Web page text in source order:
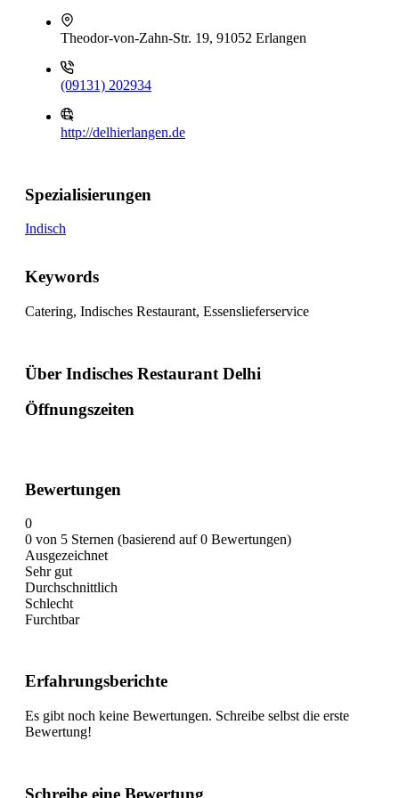
Theodor-von-Zahn-Str. 19, 91052 Erlangen
(09131) 202934
http://delhierlangen.de
Spezialisierungen
Indisch
Keywords
Catering, Indisches Restaurant, Essenslieferservice
Über Indisches Restaurant Delhi
Öffnungszeiten
Bewertungen
0
0 von 5 Sternen (basierend auf 0 Bewertungen)
Ausgezeichnet
Sehr gut
Durchschnittlich
Schlecht
Furchtbar
Erfahrungsberichte
Es gibt noch keine Bewertungen. Schreibe selbst die erste
Bewertung!
Schreibe eine Bewertung